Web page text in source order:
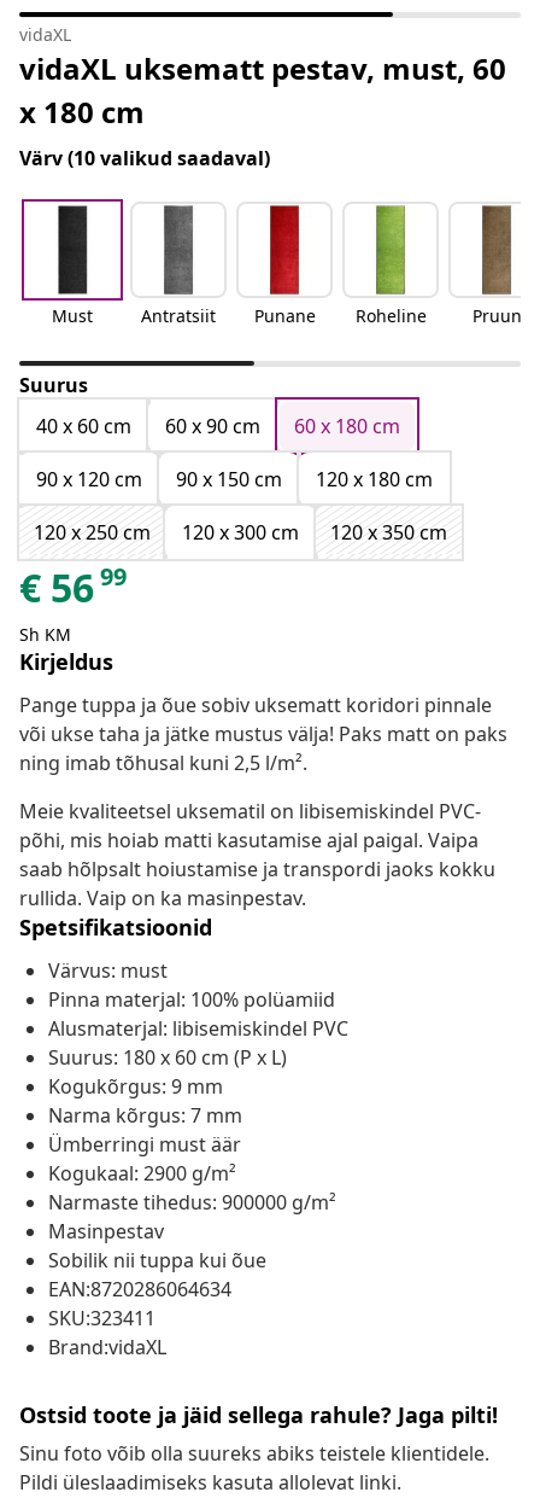
vidaXL
vidaXL uksematt pestav, must, 60
x 180 cm
Värv(10 valikud saadaval)
Must Antratsiit Punane Roheline Pruun
Suurus
40 x 60 cm
60 x 90 cm
60 x 180 cm
90 x 120 cm
90 x 150 cm
120 x 180 cm
120 x 250 cm
120 x 300 cm 120 x 350 cm
€ 5699
Sh KM
Kirjeldus
Pange tuppa ja õue sobiv uksematt koridori pinnale
või ukse taha ja jätke mustus välja! Paks matt on paks
ning imab tõhusal kuni 2,5 l/m².
Meie kvaliteetsel uksematil on libisemiskindel PVC-
põhi, mis hoiab matti kasutamise ajal paigal. Vaipa
saab hõlpsalt hoiustamise ja transpordi jaoks kokku
rullida. Vaip on ka masinpestav.
Spetsifikatsioonid
Värvus: must
Pinna materjal: 100% polüamiid
Alusmaterjal: libisemiskindel PVC
Suurus: 180 x 60 cm (P x L)
Kogukõrgus: 9 mm
Narma kõrgus: 7 mm
Ümberringi must äär
Kogukaal: 2900 g/m²
Narmaste tihedus: 900000 g/m²
Masinpestav
Sobilik nii tuppa kui õue
EAN:8720286064634
SKU:323411
Brand:vidaXL
Ostsid toote ja jäid sellega rahule? Jaga pilti!
Sinu foto võib olla suureks abiks teistele klientidele.
Pildi üleslaadimiseks kasuta allolevat linki.